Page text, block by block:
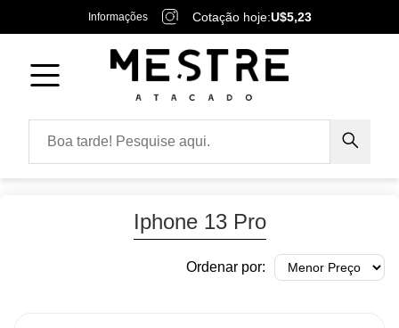
Informações Cotação hoje:U$5,23
Iphone 13 Pro
Ordenar por: